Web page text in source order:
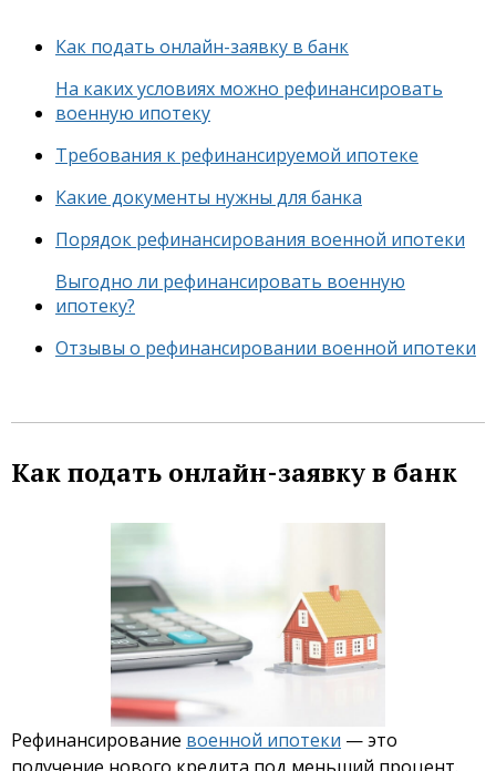
Как подать онлайн-заявку в банк
На каких условиях можно рефинансировать
военную ипотеку
Требования к рефинансируемой ипотеке
Какие документы нужны для банка
Порядок рефинансирования военной ипотеки
Выгодно ли рефинансировать военную
ипотеку?
Отзывы о рефинансировании военной ипотеки
Как подать онлайн-заявку в банк
Рефинансирование военной ипотеки — это